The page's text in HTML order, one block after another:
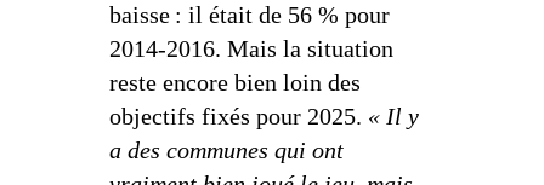
baisse : il était de 56 % pour
2014-2016. Mais la situation
reste encore bien loin des
objectifs fixés pour 2025. « Il y
a des communes qui ont